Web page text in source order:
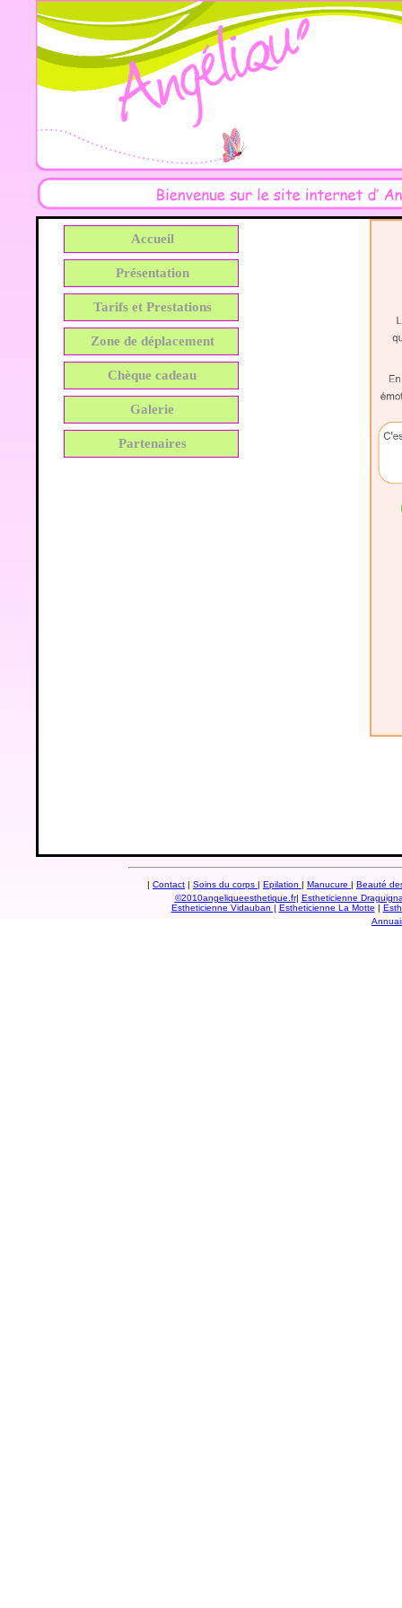
Accueil
Présentation
Tarifs et Prestations
Zone de déplacement
Chèque cadeau
Galerie
Partenaires
| Contact | Soins du corps | Epilation | Manucure | Beauté
©2010angeliqueesthetique.fr| Estheticienne
Estheticienne Vidauban | Estheticienne La Motte |